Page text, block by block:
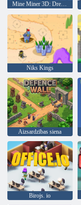
Mine Miner 3D: Dream Island mērs
Niks Kings
Aizsardzības siena
Birojs. io